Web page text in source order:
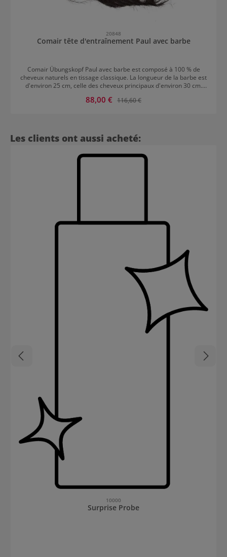
20848
Comair tête d'entraînement Paul avec barbe
Comair Übungskopf Paul avec barbe est composé à 100 % de
cheveux naturels en tissage classique. La longueur de la barbe est
d'environ 25 cm, celle des cheveux principaux d'environ 30 cm.
et brushing
Prix de vente :
88,00 € Prix régulier :
116,60 €
Ignorer la galerie de produits
Les clients ont aussi acheté:
10000
Surprise Probe